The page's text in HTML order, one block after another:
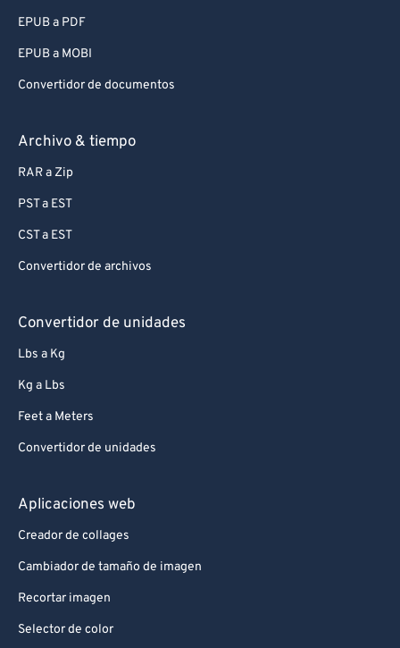
EPUB a PDF
EPUB a MOBI
Convertidor de documentos
Archivo & tiempo
RAR a Zip
PST a EST
CST a EST
Convertidor de archivos
Convertidor de unidades
Lbs a Kg
Kg a Lbs
Feet a Meters
Convertidor de unidades
Aplicaciones web
Creador de collages
Cambiador de tamaño de imagen
Recortar imagen
Selector de color